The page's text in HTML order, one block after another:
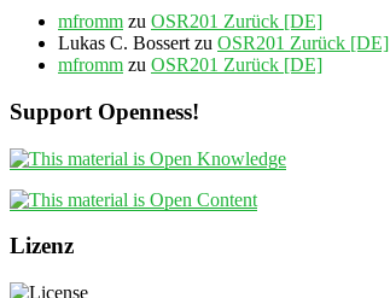
mfromm zu OSR201 Zurück [DE]
Lukas C. Bossert zu OSR201 Zurück [DE]
mfromm zu OSR201 Zurück [DE]
Support Openness!
Lizenz